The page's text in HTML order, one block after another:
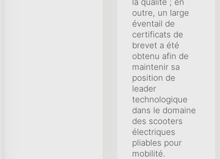
outre, un large
éventail de
certificats de
brevet a été
obtenu afin de
maintenir sa
position de
leader
technologique
dans le domaine
des scooters
électriques
pliables pour
mobilité.